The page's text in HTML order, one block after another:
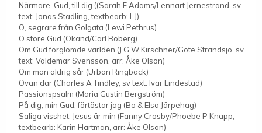
Närmare, Gud, till dig ((Sarah F Adams/Lennart Jernestrand, sv
text: Jonas Stadling, textbearb: LJ)
O, segrare från Golgata (Lewi Pethrus)
O store Gud (Okänd/Carl Boberg)
Om Gud förglömde världen (J G W Kirschner/Göte Strandsjö, sv
text: Valdemar Svensson, arr: Åke Olson)
Om man aldrig sår (Urban Ringbäck)
Ovan där (Charles A Tindley, sv text: Ivar Lindestad)
Passionspsalm (Maria Gustin Bergström)
På dig, min Gud, förtöstar jag (Bo & Elsa Järpehag)
Saliga visshet, Jesus är min (Fanny Crosby/Phoebe P Knapp,
textbearb: Karin Hartman, arr: Åke Olson)